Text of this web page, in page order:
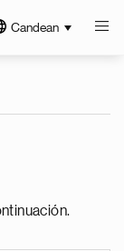
Candean